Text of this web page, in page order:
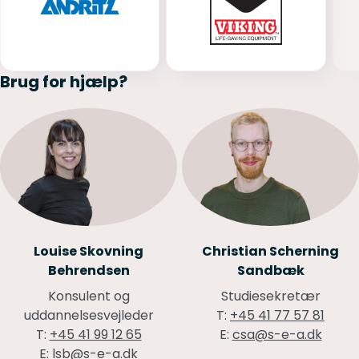
Brug for hjælp?
Louise Skovning
Behrendsen
Konsulent og
uddannelsesvejleder
T: +45 41 99 12 65
E: lsb@s-e-a.dk
Christian Scherning
Sandbæk
Studiesekretær
T: +45 41 77 57 81
E: csa@s-e-a.dk